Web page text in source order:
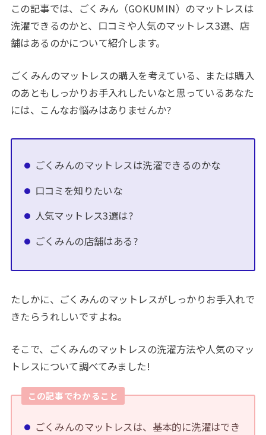
この記事では、ごくみん（GOKUMIN）のマットレスは
洗濯できるのかと、口コミや人気のマットレス3選、店
舗はあるのかについて紹介します。
ごくみんのマットレスの購入を考えている、または購入
のあともしっかりお手入れしたいなと思っているあなた
には、こんなお悩みはありませんか?
ごくみんのマットレスは洗濯できるのかな
口コミを知りたいな
人気マットレス3選は?
ごくみんの店舗はある?
たしかに、ごくみんのマットレスがしっかりお手入れで
きたらうれしいですよね。
そこで、ごくみんのマットレスの洗濯方法や人気のマッ
トレスについて調べてみました!
この記事でわかること
ごくみんのマットレスは、基本的に洗濯はでき